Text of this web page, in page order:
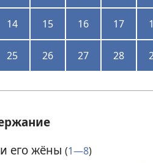
14 15 16 17
25 26 27 28
его жёны (1—8)